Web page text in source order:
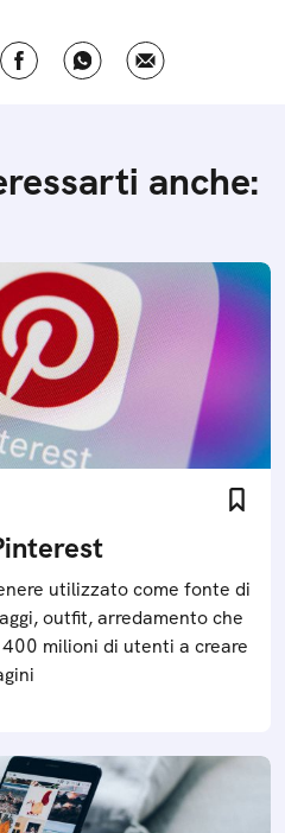
anche:
utilizzato come fonte di
outfit, arredamento che
milioni di utenti a creare